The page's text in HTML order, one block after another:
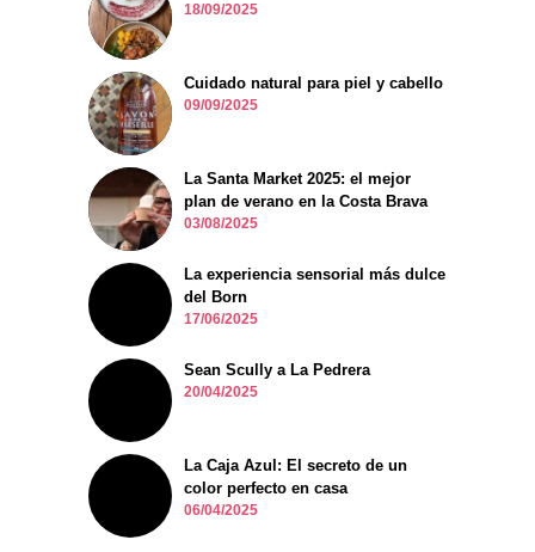
18/09/2025
Cuidado natural para piel y cabello
09/09/2025
La Santa Market 2025: el mejor
plan de verano en la Costa Brava
03/08/2025
La experiencia sensorial más dulce
del Born
17/06/2025
Sean Scully a La Pedrera
20/04/2025
La Caja Azul: El secreto de un
color perfecto en casa
06/04/2025